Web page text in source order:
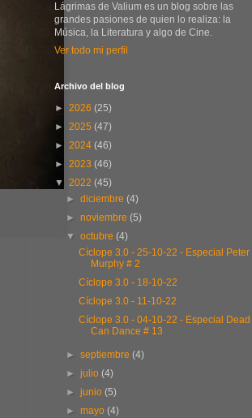
Lágrimas de Valium es un blog sobre las
grandes pasiones de quien lo realiza: la
Música, la Literatura y algo de Cine.
Ver todo mi perfil
Archivo del blog
► 2026 (25)
► 2025 (47)
► 2024 (46)
► 2023 (46)
▼ 2022 (45)
►diciembre(4)
►noviembre(5)
▼octubre(4)
Cíclope 3.0 - 25-10-22 - Especial Peter
Murphy # 2
Cíclope 3.0 - 18-10-22
Cíclope 3.0 - 11-10-22
Cíclope 3.0 - 04-10-22 - Especial Dead
Can Dance # 13
►septiembre(4)
►julio(4)
►junio(5)
►mayo(4)